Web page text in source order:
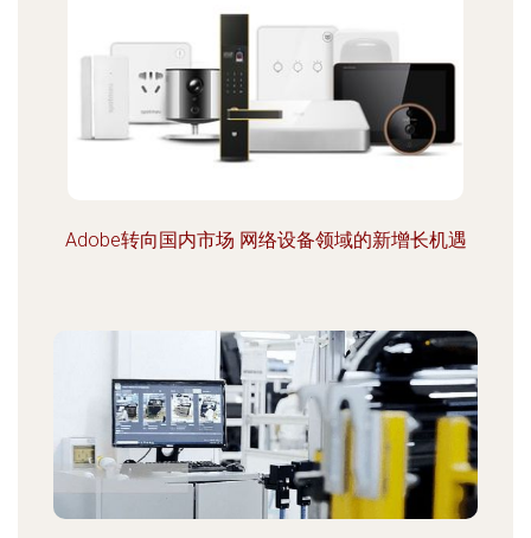
Adobe转向国内市场 网络设备领域的新增长机遇